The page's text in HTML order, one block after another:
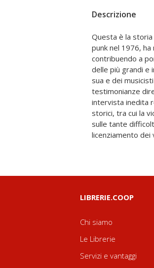
Descrizione
Questa è la
punk nel 1976,
contribuendo a
delle più grandi e
sua e dei
testimonianze
intervista inedita
storici, tra cui la
sulle tante
licenziamento dei
Robert Smith dei
"The Voodoo Dolly"
(inclusa la sua
fan dei Sex
clamoroso ritorno
discografia
shees sia dei
della sua band
concerti da inizio
LIBRERIE.COOP
Chi siamo
Le Librerie
Servizi e vantaggi